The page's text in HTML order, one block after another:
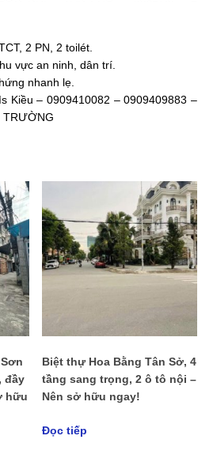
2 PN, 2 toilét.
vực an ninh, dân trí.
nhanh lẹ.
Kiều – 0909410082 – 0909409883 –
TRƯỜNG
đầy
hữu
Biệt thự Hoa Bằng Tân Sở, 4
tầng sang trọng, 2 ô tô nội –
Nên sở hữu ngay!
Đọc tiếp